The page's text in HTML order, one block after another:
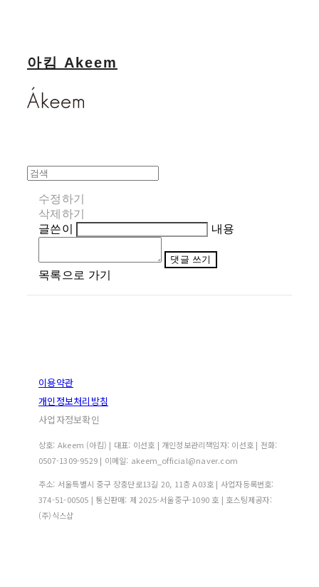
아킴 Akeem
수정하기
삭제하기
글쓴이
내용
댓글 쓰기
목록으로 가기
이용약관
개인정보처리방침
사업자정보확인
상호: Akeem (아킴) | 대표: 이선호 | 개인정보관리책임자: 이선호 | 전화:
0507-1309-9529 | 이메일: akeem_official@naver.com
주소: 서울특별시 중구 장충단로13길 20, 11층 A03호 | 사업자등록번호:
374-51-00505 | 통신판매: 제 2025-서울중구-1090 호 | 호스팅제공자:
(주)식스샵